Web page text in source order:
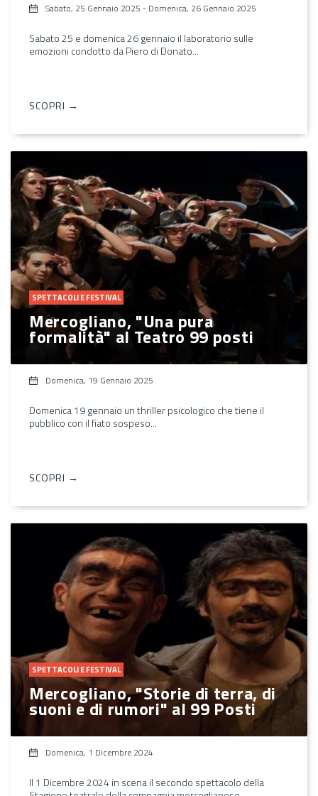
Sabato, 25 Gennaio 2025 - Domenica, 26 Gennaio 2025
Sabato 25 e domenica 26 gennaio il laboratorio sulle
emozioni condotto da Piero di Donato...
SCOPRI →
SPETTACOLI E FESTIVAL
Mercogliano, "Una pura
formalità" al Teatro 99 posti
Domenica, 19 Gennaio 2025
Domenica 19 gennaio un thriller psicologico che tiene il
pubblico con il fiato sospeso...
SCOPRI →
SPETTACOLI E FESTIVAL
Mercogliano, "Storie di terra, di
suoni e di rumori" al 99 Posti
Domenica, 1 Dicembre 2024
Il 1 Dicembre 2024 in scena il secondo spettacolo della